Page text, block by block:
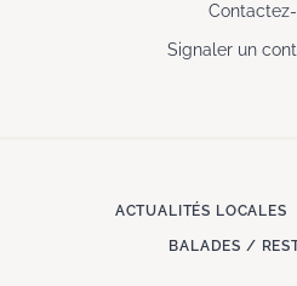
Signaler un
ACTUALITÉS LOCALES
BALADES /